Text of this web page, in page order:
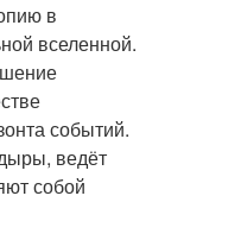
в
вселенной.
событий.
ведёт
собой